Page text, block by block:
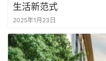
生活新范式
2025年1月23日